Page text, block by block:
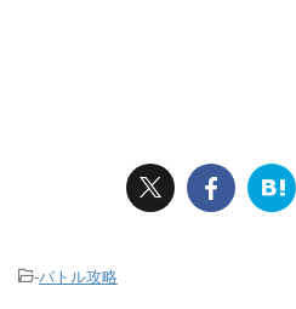
-バトル攻略